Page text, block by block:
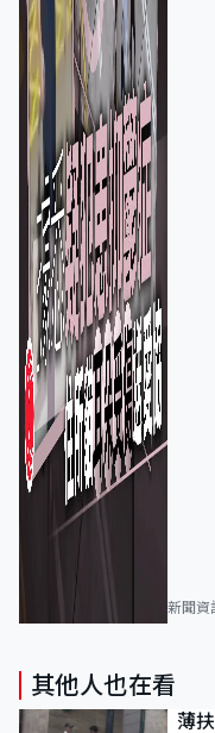
新聞資
其他人也在看
薄